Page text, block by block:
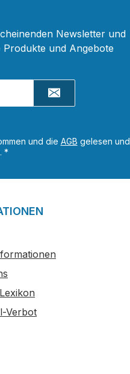
Newsletter und
und Angebote
und die AGB gelesen und
*
Verbot